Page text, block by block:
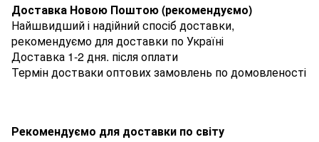
Доставка Новою Поштою (рекомендуємо)
Найшвидший і надійний спосіб доставки,
рекомендуємо для доставки по Україні
Доставка 1-2 дня. після оплати
Термін достваки оптових замовлень по домовленості
Рекомендуємо для доставки по світу